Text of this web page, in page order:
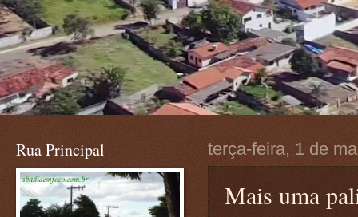
terça-feira, 1 de
Mais uma
Rua Principal